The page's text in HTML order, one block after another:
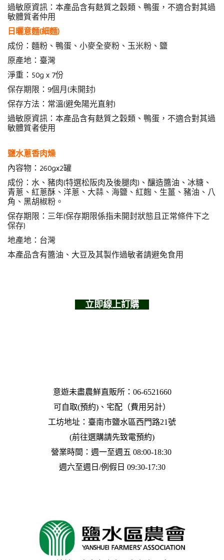
過敏原資訊：本產品含有麩質之穀類、鴨蛋，不適合對其過
敏體質者仲用
日曬意麵(細麵)
成份：麵粉、鴨蛋、小麥全麥粉、玉米粉、鹽
原產地：臺灣
淨重：50g x 7份
保存期限：9個月(未開封)
保存方法：常溫(避免陽光直射)
過敏原資訊：本產品含有麩質之穀類、鴨蛋，不適合對其過
敏體質者使用
鹽水蔥香肉燥
內容物：260gx2罐
成份：水、豬肉(特選松阪肉及後腿肉)、釀造醬油、冰糖、
青蔥、紅蔥酥、洋蔥、大蒜、海鹽、紅麴、生薑、豬油、八
角、黑胡椒粉。
保存期限：三年(保存期限係指未開封狀態且正常條件下之
保存)
地產地：台灣
本產品含有醬油、大豆及其製作過敏者請避免食用
立即線上訂購
意遊未盡農鮮直販所：06-6521660
可自取(預約)、宅配（費用另計）
工坊地址：臺南市鹽水區西門路21號
(前往選購請先致電預約)
營業時間：週一至週五 08:00-18:30
週六至週日/例假日 09:30-17:30